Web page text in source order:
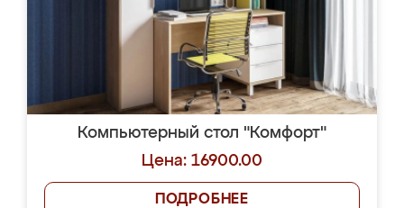
Компьютерный стол "Комфорт"
Цена: 16900.00
ПОДРОБНЕЕ